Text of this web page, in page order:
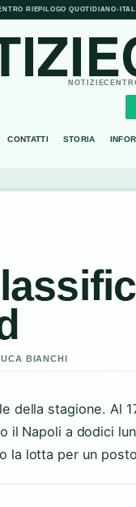
RIEPILOGO QUOTIDIANO•
CONTATTI STORIA
BIANCHI
stagione. Al
il Napoli a dodici
la lotta per un